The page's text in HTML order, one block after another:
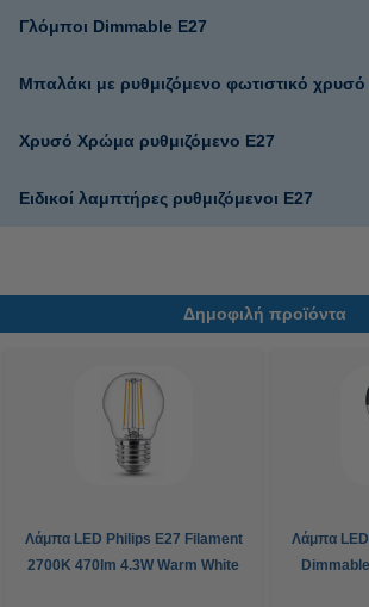
Γλόμποι Dimmable E27
Μπαλάκι με ρυθμιζόμενο φωτιστικό χρυσό
Χρυσό Χρώμα ρυθμιζόμενο Ε27
Ειδικοί λαμπτήρες ρυθμιζόμενοι E27
Δημοφιλή προϊόντα
Λάμπα LED Philips E27 Filament
2700K 470lm 4.3W Warm White
Λάμπα